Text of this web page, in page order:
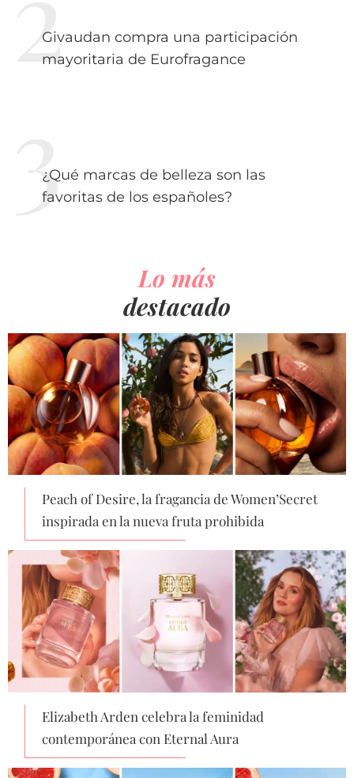
Givaudan compra una participación
mayoritaria de Eurofragance
¿Qué marcas de belleza son las
favoritas de los españoles?
Lo más
destacado
Peach of Desire, la fragancia de Women’Secret
inspirada en la nueva fruta prohibida
Elizabeth Arden celebra la feminidad
contemporánea con Eternal Aura